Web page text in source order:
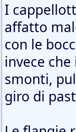
I
affatto
con le
invece
smonti,
giro di